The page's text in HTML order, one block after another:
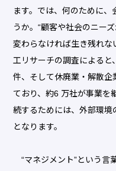
ます。では、何のために
うか。“顧客や社会のニー
変わらなければ生き残れな
工リサーチの調査による
件、そして休廃業・解散
ており、約6 万社が事業を
続するためには、外部環
となります。
“マネジメント”という言